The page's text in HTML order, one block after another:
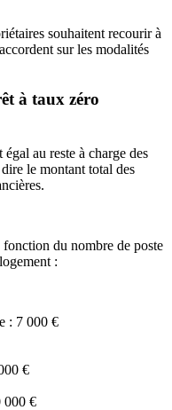
souhaitent recourir à
sur les modalités
à taux zéro
au reste à charge des
le montant total des
du nombre de poste
:
: 7 000 €
€
000 €